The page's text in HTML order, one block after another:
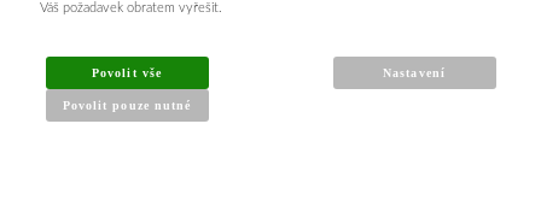
Váš požadavek obratem vyřešit.
Povolit vše
Povolit pouze nutné
Nastavení